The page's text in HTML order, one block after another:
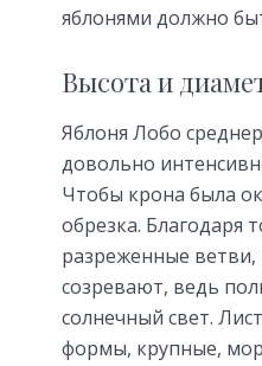
яблонями должно
Высота и
Яблоня Лобо
довольно
Чтобы крона была
обрезка. Благодаря
разреженные
созревают, ведь
солнечный свет.
формы, крупные,